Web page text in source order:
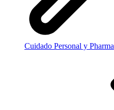
Cuidado Personal y Pharma